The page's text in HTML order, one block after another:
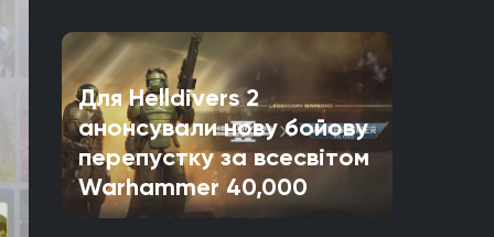
Для Helldivers 2
анонсували нову бойову
перепустку за всесвітом
Warhammer 40,000